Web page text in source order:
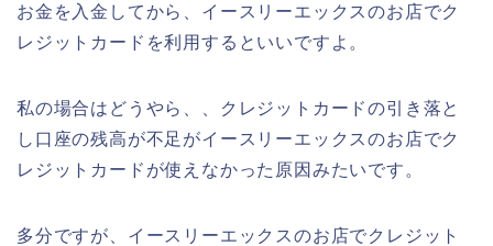
お金を入金してから、イースリーエックスのお店でク
レジットカードを利用するといいですよ。
私の場合はどうやら、、クレジットカードの引き落と
し口座の残高が不足がイースリーエックスのお店でク
レジットカードが使えなかった原因みたいです。
多分ですが、イースリーエックスのお店でクレジット